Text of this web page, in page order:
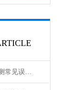
无菌包装粗大泄漏检测常见误区与标准判读技巧